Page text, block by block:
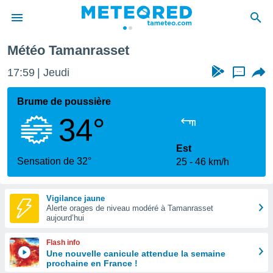
de
Météo Tamanrasset
17:59 Jeudi ...
Brume de poussière
34°
Sensation de 32°
Est
25
46 km/h
Vigilance jaune
Alerte orages de niveau modéré à Tamanrasset
aujourd’hui
Flash info
Une nouvelle canicule attendue la semaine
prochaine en France !